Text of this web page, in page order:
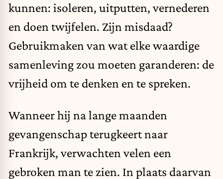
kunnen: isoleren, uitputten, vernederen
en doen twijfelen. Zijn misdaad?
Gebruikmaken van wat elke waardige
samenleving zou moeten garanderen: de
vrijheid om te denken en te spreken.
Wanneer hij na lange maanden
gevangenschap terugkeert naar
Frankrijk, verwachten velen een
gebroken man te zien. In plaats daarvan